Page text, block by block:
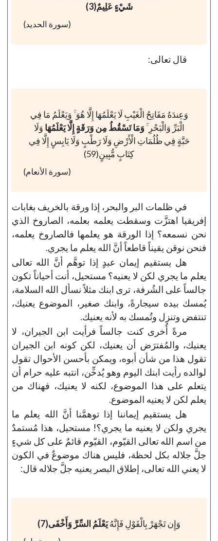
شَيْءٍ عَلِيمٌ(3)
(سورة الحديد)
قال تعالى:
وَعِندَهُ مَفَاتِحُ الْغَيْبِ لَا يَعْلَمُهَا إِلَّا هُوَ ۚ وَيَعْلَمُ مَا فِي
الْبَرِّ وَالْبَحْرِ ۚ وَمَا تَسْقُطُ مِن وَرَقَةٍ إِلَّا يَعْلَمُهَا وَلَا
حَبَّةٍ فِي ظُلُمَاتِ الْأَرْضِ وَلَا رَطْبٍ وَلَا يَابِسٍ إِلَّا فِي
كِتَابٍ مُّبِينٍ(59)
(سورة الأنعام)
في ظلمات البر والبحر، إذا ورقة بالخريف بغابات
إفريقيا اهتزَّت وسقطت يعلمه بعلمه، الصاروخ الذي
نحن نسمعه؟ إذا الورقة هو يعلمها فالصاروخ يعلمه،
فنحن نوقن يقيناً قاطعاً أنَّ الله يعلم ما يجري.
هل يستقيم إيمان عبدٍ إذا توهَّم أنَّ الله تعالى
يعلم ما يجري لكن لا يعنيه؟ مستحيل، أنت أحياناً تكون
جالساً على الشُرفة، ترى ابنك مثلاً نسأل الله السلامة،
يُمسك بيده سيجارةً، وابنك صغير، الموضوع يعنيك،
تنتفض وتنزل وتُمسك به لأنه يعنيك.
مرةً أُخرى كنت جالساً فرأيت ابن الجيران، لا
يعنيك، والمُفترَض أن يعنيك، لكن كونه ابن الجيران
تقول هذا من شأن أبوه، ويمكن بأحسن الأحوال تقول
لوالده رأيت ابنك اليوم وهو يُدخِّن، انتبه عليه حرام أن
يتعلم على هذا الموضوع، لكنه لا يعنيك، فهناك من
يعلم لكن لا يعنيه الموضوع.
هل يستقيم إيماننا إذا توهمَّنا أنَّ الله يعلم ما
يجري ولكن لا يعنيه ما يجري؟! مستحيل، هذا مُستمدٌ
من اسم الله تعالى القيّوم، القيّوم قائمٌ على كل شيءٍ
جلَّ جلاله بكل لحظة، فليس هناك موضوعٌ في الكون
لا يعني الله تعالى، إطلاق البصر يعنيه جلَّ جلاله قال:
وَإِن تَجْهَرْ بِالْقَوْلِ فَإِنَّهُيَعْلَمُ السِّرَّ وَأَخْفَى(7)